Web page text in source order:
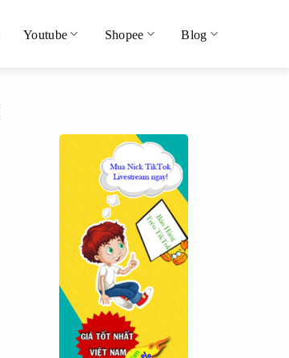
Youtube Shopee Blog